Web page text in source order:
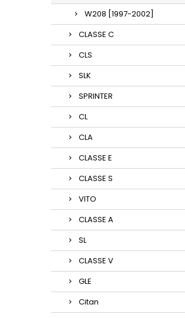
W208 [1997-2002]
CLASSE C
CLS
SLK
SPRINTER
CL
CLA
CLASSE E
CLASSE S
VITO
CLASSE A
SL
CLASSE V
GLE
Citan